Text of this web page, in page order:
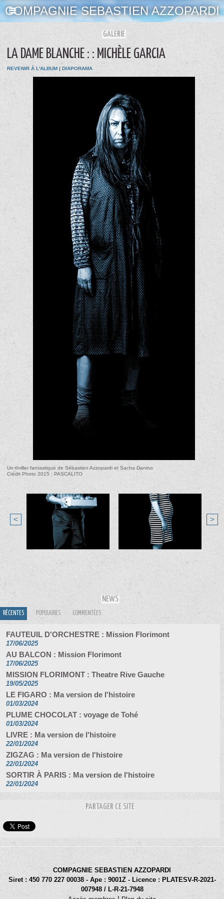
COMPAGNIE SEBASTIEN AZZOPARDI
GALERIE
LA DAME BLANCHE : : MICHÈLE GARCIA
REVENIR À L'ALBUM | DIAPORAMA
Un thriller fantastique de Sébastien Azzopardi et Sacha Danino
Crédit Photo 2015 : PASCALITO
< >
NEWS
RÉCENTES POPULAIRES COMMENTÉES
FAUTEUIL D'ORCHESTRE : Mission Florimont
17/06/2025
AU BALCON : Mission Florimont
17/06/2025
MISSION FLORIMONT : Theatre Rive Gauche
19/05/2025
LE FIGARO : Ma version de l'histoire
01/03/2024
PLUME CHOCOLAT : voyage de Tohé
01/03/2024
LIVRE : Ma version de l'histoire
22/01/2024
ZIGZAG : Ma version de l'histoire
22/01/2024
SORTIR À PARIS : Ma version de l'histoire
22/01/2024
PARTAGER CE SITE
COMPAGNIE SEBASTIEN AZZOPARDI
Siret : 450 770 227 00038 - Ape : 9001Z - Licence : PLATESV-R-2021-
007948 / L-R-21-7948